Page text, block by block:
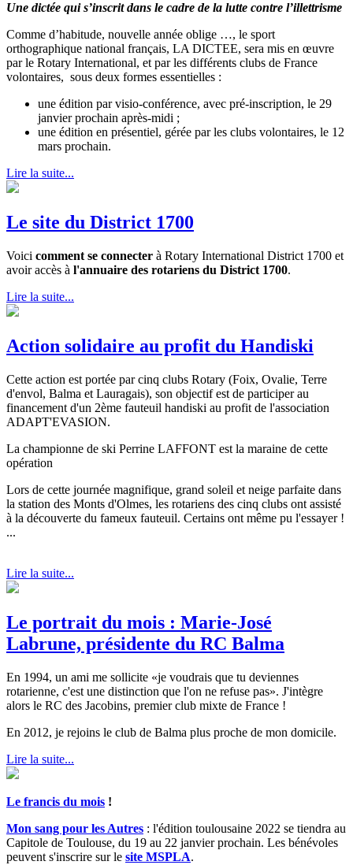
Une dictée qui s’inscrit dans le cadre de la lutte contre l’illettrisme
Comme d’habitude, nouvelle année oblige …, le sport
orthographique national français, LA DICTEE, sera mis en œuvre
par le Rotary International, et par les différents clubs de France
volontaires, sous deux formes essentielles :
une édition par visio-conférence, avec pré-inscription, le 29
janvier prochain après-midi ;
une édition en présentiel, gérée par les clubs volontaires, le 12
mars prochain.
Lire la suite...
Le site du District 1700
Voici comment se connecter à Rotary International District 1700 et
avoir accès à l'annuaire des rotariens du District 1700.
Lire la suite...
Action solidaire au profit du Handiski
Cette action est portée par cinq clubs Rotary (Foix, Ovalie, Terre
d'envol, Balma et Lauragais), son objectif est de participer au
financement d'un 2ème fauteuil handiski au profit de l'association
ADAPT'EVASION.
La championne de ski Perrine LAFFONT est la maraine de cette
opération
Lors de cette journée magnifique, grand soleil et neige parfaite dans
la station des Monts d'Olmes, les rotariens des cinq clubs ont assisté
à la découverte du fameux fauteuil. Certains ont même pu l'essayer !
...
Lire la suite...
Le portrait du mois : Marie-José
Labrune, présidente du RC Balma
En 1994, un ami me sollicite «je voudrais que tu deviennes
rotarienne, c'est une distinction que l'on ne refuse pas». J'intègre
alors le RC des Jacobins, premier club mixte de France !
En 2012, je rejoins le club de Balma plus proche de mon domicile.
Lire la suite...
Le francis du mois !
Mon sang pour les Autres : l'édition toulousaine 2022 se tiendra au
Capitole de Toulouse, du 19 au 22 janvier prochain. Les bénévoles
peuvent s'inscrire sur le site MSPLA.